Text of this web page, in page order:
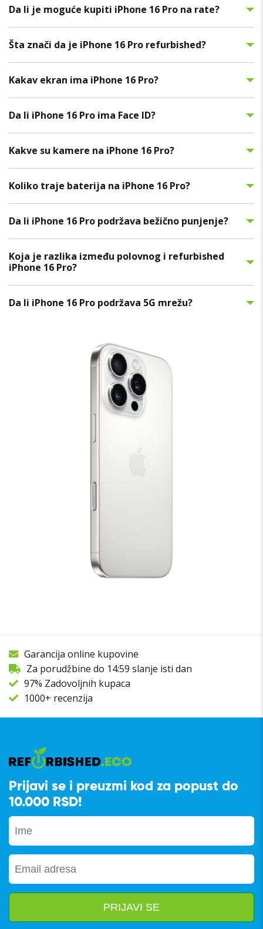
Da li je moguće kupiti iPhone 16 Pro na rate?
Šta znači da je iPhone 16 Pro refurbished?
Kakav ekran ima iPhone 16 Pro?
Da li iPhone 16 Pro ima Face ID?
Kakve su kamere na iPhone 16 Pro?
Koliko traje baterija na iPhone 16 Pro?
Da li iPhone 16 Pro podržava bežično punjenje?
Koja je razlika između polovnog i refurbished
iPhone 16 Pro?
Da li iPhone 16 Pro podržava 5G mrežu?
Garancija online kupovine
Za porudžbine do 14:59 slanje isti dan
97% Zadovoljnih kupaca
1000+ recenzija
Prijavi se i preuzmi kod za popust do
10.000 RSD!